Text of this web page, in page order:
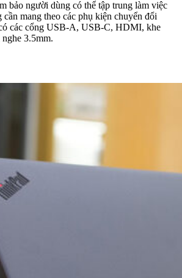
bảo người dùng có thể tập trung làm việc
mang theo các phụ kiện chuyển đổi
các cổng USB-A, USB-C, HDMI, khe
3.5mm.